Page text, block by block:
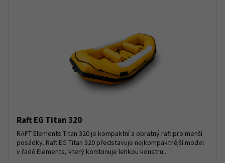
Raft EG Titan 320
RAFT Elements Titan 320 je kompaktní a obratný raft pro menší
posádky. Raft EG Titan 320 představuje nejkompaktnější model
v řadě Elements, který kombinuje lehkou konstru...